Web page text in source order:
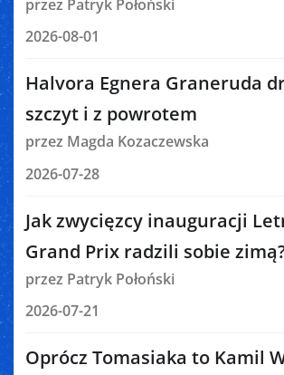
przez Patryk Połoński
2026-08-01
Halvora Egnera Graneruda
szczyt i z powrotem
przez Magda Kozaczewska
2026-07-28
Jak zwycięzcy inauguracji
Grand Prix radzili sobie
przez Patryk Połoński
2026-07-21
Oprócz Tomasiaka to Kamil